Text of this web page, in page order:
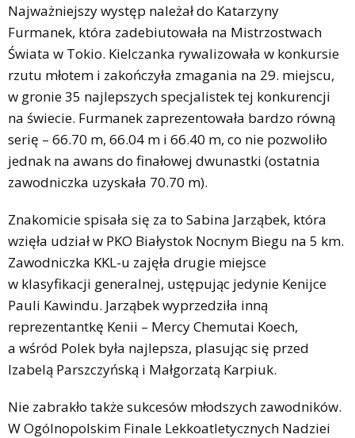
Najważniejszy występ należał do Katarzyny
Furmanek, która zadebiutowała na Mistrzostwach
Świata w Tokio. Kielczanka rywalizowała w konkursie
rzutu młotem i zakończyła zmagania na 29. miejscu,
w gronie 35 najlepszych specjalistek tej konkurencji
na świecie. Furmanek zaprezentowała bardzo równą
serię – 66.70 m, 66.04 m i 66.40 m, co nie pozwoliło
jednak na awans do finałowej dwunastki (ostatnia
zawodniczka uzyskała 70.70 m).
Znakomicie spisała się za to Sabina Jarząbek, która
wzięła udział w PKO Białystok Nocnym Biegu na 5 km.
Zawodniczka KKL-u zajęła drugie miejsce
w klasyfikacji generalnej, ustępując jedynie Kenijce
Pauli Kawindu. Jarząbek wyprzedziła inną
reprezentantkę Kenii – Mercy Chemutai Koech,
a wśród Polek była najlepsza, plasując się przed
Izabelą Parszczyńską i Małgorzatą Karpiuk.
Nie zabrakło także sukcesów młodszych zawodników.
W Ogólnopolskim Finale Lekkoatletycznych Nadziei